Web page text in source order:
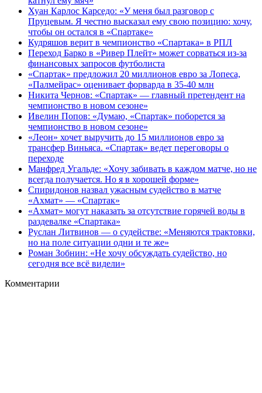
Хуан Карлос Карседо: «У меня был разговор с
Пруцевым. Я честно высказал ему свою позицию: хочу,
чтобы он остался в «Спартаке»
Кудряшов верит в чемпионство «Спартака» в РПЛ
Переход Барко в «Ривер Плейт» может сорваться из‑за
финансовых запросов футболиста
«Спартак» предложил 20 миллионов евро за Лопеса,
«Палмейрас» оценивает форварда в 35-40 млн
Никита Чернов: «Спартак» — главный претендент на
чемпионство в новом сезоне»
Ивелин Попов: «Думаю, «Спартак» поборется за
чемпионство в новом сезоне»
«Леон» хочет выручить до 15 миллионов евро за
трансфер Виньяса. «Спартак» ведет переговоры о
переходе
Манфред Угальде: «Хочу забивать в каждом матче, но не
всегда получается. Но я в хорошей форме»
Спиридонов назвал ужасным судейство в матче
«Ахмат» — «Спартак»
«Ахмат» могут наказать за отсутствие горячей воды в
раздевалке «Спартака»
Руслан Литвинов — о судействе: «Меняются трактовки,
но на поле ситуации одни и те же»
Роман Зобнин: «Не хочу обсуждать судейство, но
сегодня все всё видели»
Комментарии